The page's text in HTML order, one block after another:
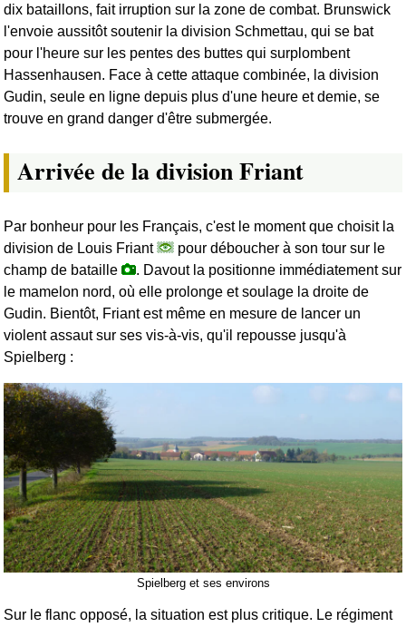
dix bataillons, fait irruption sur la zone de combat. Brunswick
l'envoie aussitôt soutenir la division Schmettau, qui se bat
pour l'heure sur les pentes des buttes qui surplombent
Hassenhausen. Face à cette attaque combinée, la division
Gudin, seule en ligne depuis plus d'une heure et demie, se
trouve en grand danger d'être submergée.
Arrivée de la division Friant
Par bonheur pour les Français, c'est le moment que choisit la
division de Louis Friant
pour déboucher à son tour sur le
champ de bataille
. Davout la positionne immédiatement sur
le mamelon nord, où elle prolonge et soulage la droite de
Gudin. Bientôt, Friant est même en mesure de lancer un
violent assaut sur ses vis-à-vis, qu'il repousse jusqu'à
Spielberg :
Spielberg et ses environs
Sur le flanc opposé, la situation est plus critique. Le régiment